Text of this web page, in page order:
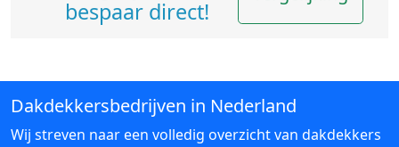
bespaar direct!
Dakdekkersbedrijven in Nederland
Wij streven naar een volledig overzicht van dakdekkers